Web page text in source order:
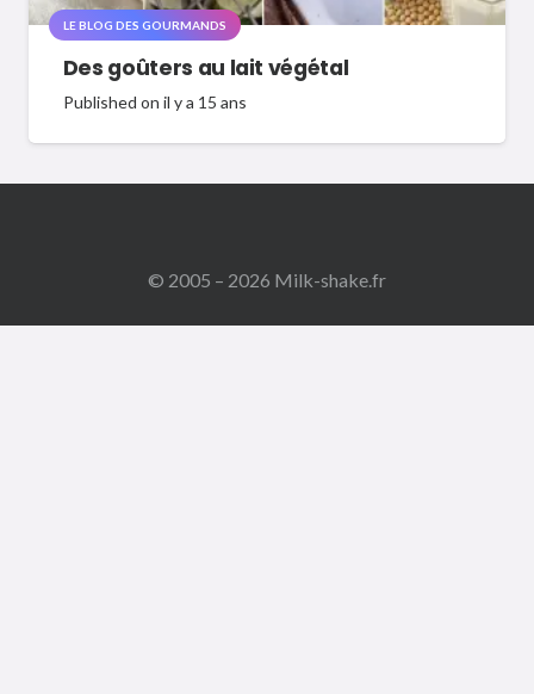
LE BLOG DES GOURMANDS
Des goûters au lait végétal
Published on il y a 15 ans
© 2005 – 2026 Milk-shake.fr